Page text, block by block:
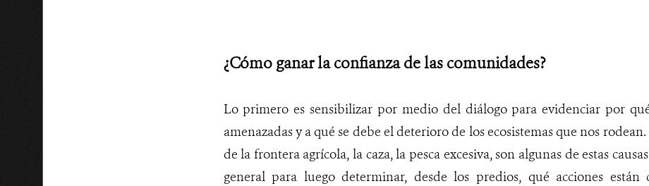
¿Cómo ganar la confianza de las comunidades?
Lo primero es sensibilizar por medio del diálogo para evidenciar por qué
amenazadas y a qué se debe el deterioro de los ecosistemas que nos
de la frontera agrícola, la caza, la pesca excesiva, son algunas de estas
general para luego determinar, desde los predios, qué acciones están